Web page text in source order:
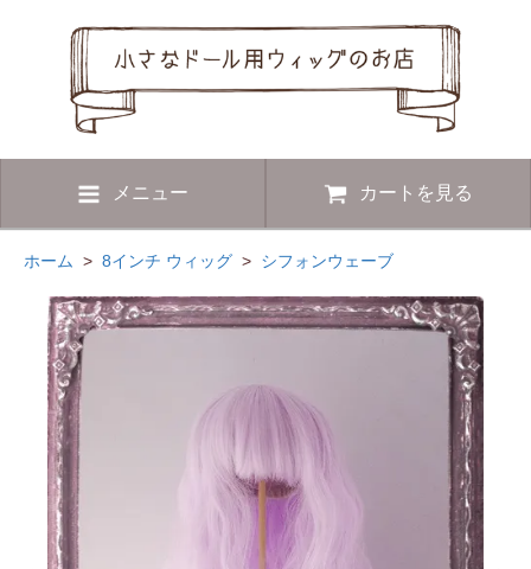
メニュー カートを見る
ホーム > 8インチ ウィッグ > シフォンウェーブ